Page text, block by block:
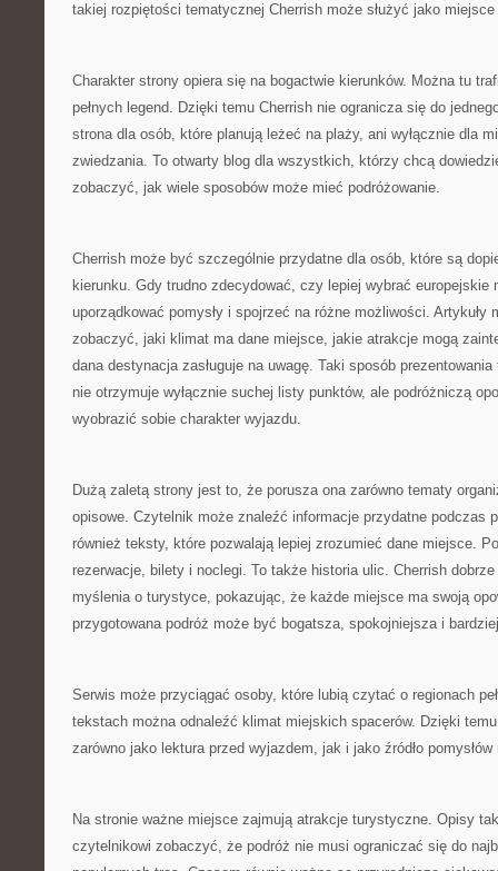
takiej rozpiętości tematycznej Cherrish może służyć jako
Charakter strony opiera się na bogactwie kierunków. Można tu
pełnych legend. Dzięki temu Cherrish nie ogranicza się do
strona dla osób, które planują leżeć na plaży, ani wyłącznie dla
zwiedzania. To otwarty blog dla wszystkich, którzy chcą
zobaczyć, jak wiele sposobów może mieć podróżowanie.
Cherrish może być szczególnie przydatne dla osób, które są
kierunku. Gdy trudno zdecydować, czy lepiej wybrać europejskie
uporządkować pomysły i spojrzeć na różne możliwości. Artykuły
zobaczyć, jaki klimat ma dane miejsce, jakie atrakcje mogą
dana destynacja zasługuje na uwagę. Taki sposób
nie otrzymuje wyłącznie suchej listy punktów, ale podróżniczą
wyobrazić sobie charakter wyjazdu.
Dużą zaletą strony jest to, że porusza ona zarówno tematy
opisowe. Czytelnik może znaleźć informacje przydatne podczas
również teksty, które pozwalają lepiej zrozumieć dane miejsce.
rezerwacje, bilety i noclegi. To także historia ulic. Cherrish
myślenia o turystyce, pokazując, że każde miejsce ma swoją
przygotowana podróż może być bogatsza, spokojniejsza i
Serwis może przyciągać osoby, które lubią czytać o regionach
tekstach można odnaleźć klimat miejskich spacerów. Dzięki
zarówno jako lektura przed wyjazdem, jak i jako źródło pomysłów
Na stronie ważne miejsce zajmują atrakcje turystyczne. Opisy
czytelnikowi zobaczyć, że podróż nie musi ograniczać się do